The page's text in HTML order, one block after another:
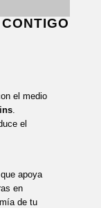
el medio
.
el
apoya
en
de tu